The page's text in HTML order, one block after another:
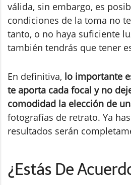
válida, sin embargo, es
condiciones de la toma no
tanto, o no haya suficiente
también tendrás que tener
En definitiva, lo importante
te aporta cada focal y no
comodidad la elección de
fotografías de retrato. Ya
resultados serán
¿Estás De